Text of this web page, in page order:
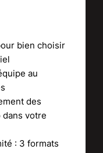
bien choisir
au
des
dans votre
: 3 formats